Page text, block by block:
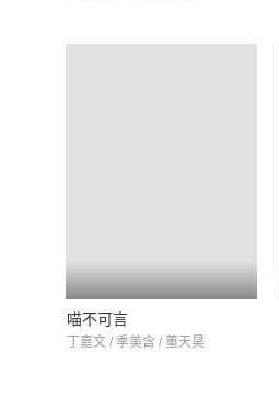
喵不可言
丁嘉文 / 季美含 / 董天昊